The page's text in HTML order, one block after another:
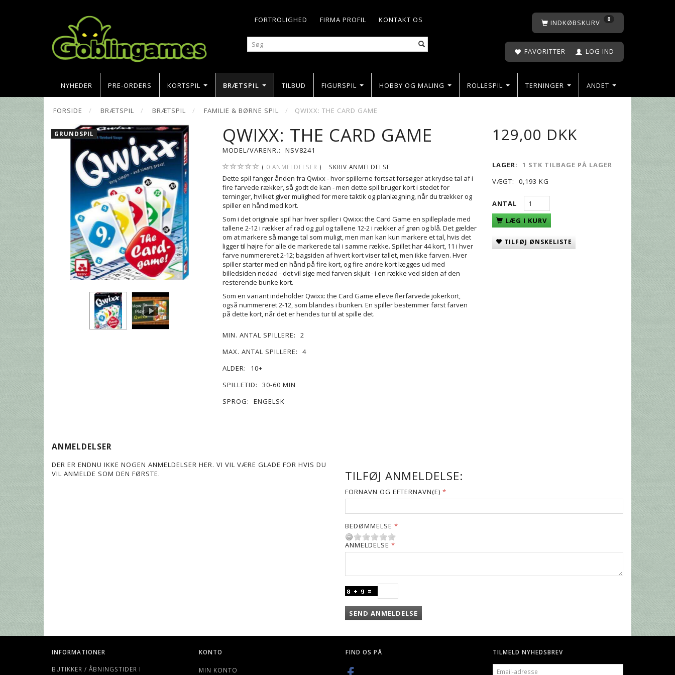
KONTAKT OS
FIRMA PROFIL
FORTROLIGHED INDKØBSKURV 0
FAVORITTER LOG IND
NYHEDER PRE-ORDERS KORTSPIL BRÆTSPIL TILBUD FIGURSPIL HOBBY OG MALING ROLLESPIL TERNINGER ANDET
FORSIDE BRÆTSPIL BRÆTSPIL FAMILIE & BØRNE SPIL QWIXX: THE CARD GAME
GRUNDSPIL QWIXX: THE CARD GAME
MODEL/VARENR.: NSV8241
0 ANMELDELSER SKRIV ANMELDELSE
Dette spil fanger ånden fra Qwixx - hvor spillerne fortsat forsøger at krydse tal af i
fire farvede rækker, så godt de kan - men dette spil bruger kort i stedet for
terninger, hvilket giver mulighed for mere taktik og planlægning, når du trækker og
spiller en hånd med kort.
Som i det originale spil har hver spiller i Qwixx: the Card Game en spilleplade med
tallene 2-12 i rækker af rød og gul og tallene 12-2 i rækker af grøn og blå. Det gælder
om at markere så mange tal som muligt, men man kan kun markere et tal, hvis det
ligger til højre for alle de markerede tal i samme række. Spillet har 44 kort, 11 i hver
farve nummereret 2-12; bagsiden af hvert kort viser tallet, men ikke farven. Hver
spiller starter med en hånd på fire kort, og fire andre kort lægges ud med
billedsiden nedad - det vil sige med farven skjult - i en række ved siden af den
resterende bunke kort.
Som en variant indeholder Qwixx: the Card Game elleve flerfarvede jokerkort,
også nummereret 2-12, som blandes i bunken. En spiller bestemmer først farven
på dette kort, når det er hendes tur til at spille det.
MIN. ANTAL SPILLERE:
2
MAX. ANTAL SPILLERE:
4
ALDER:
10+
SPILLETID:
30-60 MIN
SPROG:
ENGELSK
129,00 DKK
LAGER:
1 STK TILBAGE PÅ LAGER
VÆGT:
0,193 KG
ANTAL
LÆG I KURV
TILFØJ ØNSKELISTE
ANMELDELSER
DER ER ENDNU IKKE NOGEN ANMELDELSER HER. VI VIL VÆRE GLADE FOR HVIS DU
VIL ANMELDE SOM DEN FØRSTE.
TILFØJ ANMELDELSE:
FORNAVN OG EFTERNAVN(E)
BEDØMMELSE
ANMELDELSE
SEND ANMELDELSE
INFORMATIONER
BUTIKKER / ÅBNINGSTIDER I
KONTO
MIN KONTO
FIND OS PÅ
TILMELD NYHEDSBREV
EMAIL-